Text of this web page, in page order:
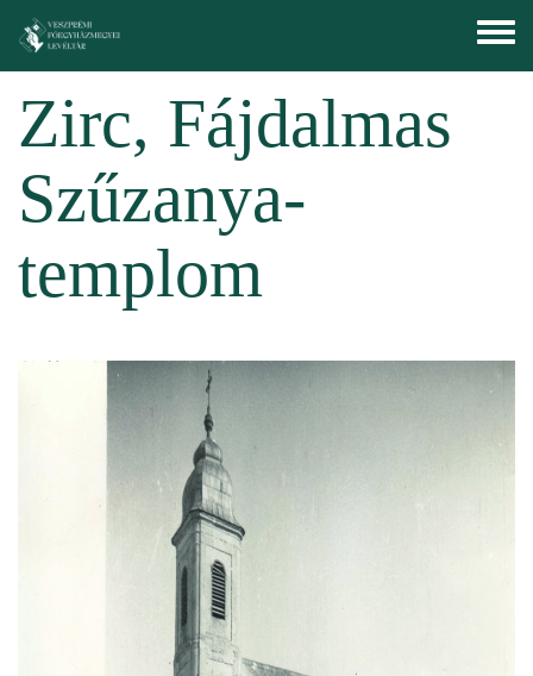
Toggle
menu
Zirc, Fájdalmas
Szűzanya-
templom